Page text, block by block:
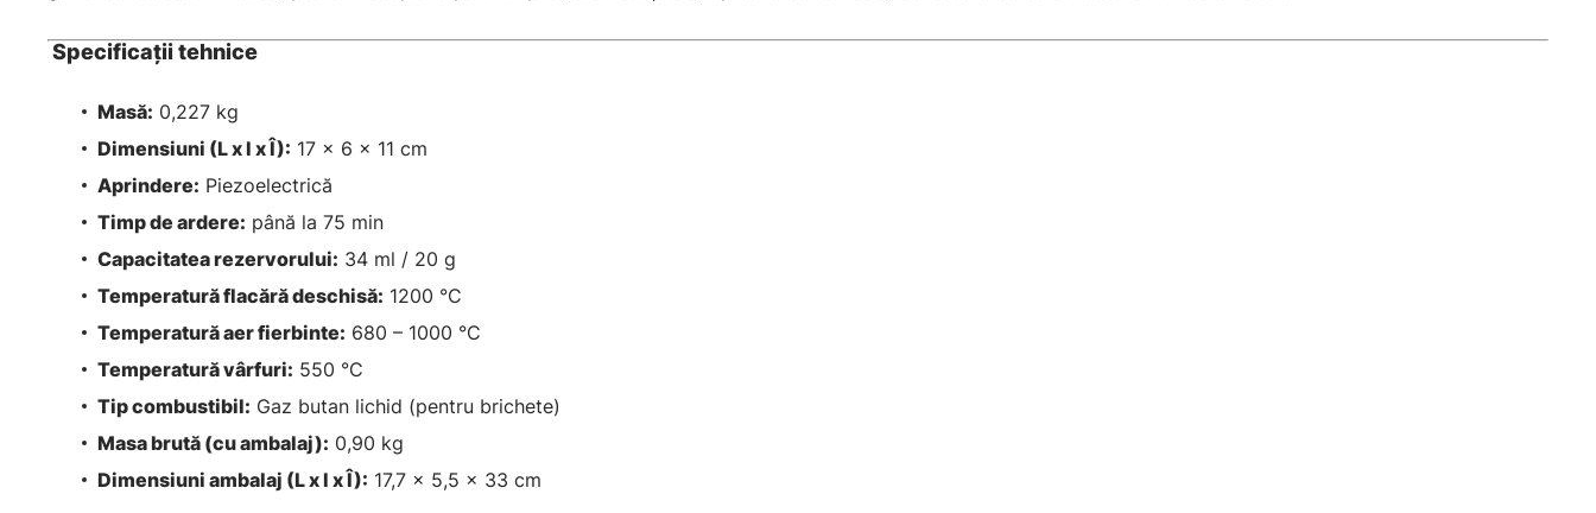
Specificaţii tehnice
Masă: 0,227 kg
Dimensiuni (L x l x Î): 17 x 6 x 11 cm
Aprindere: Piezoelectrică
Timp de ardere: până la 75 min
Capacitatea rezervorului: 34 ml / 20 g
Temperatură flacără deschisă: 1200 °C
Temperatură aer fierbinte: 680 – 1000 °C
Temperatură vârfuri: 550 °C
Tip combustibil: Gaz butan lichid (pentru brichete)
Masa brută (cu ambalaj): 0,90 kg
Dimensiuni ambalaj (L x l x Î): 17,7 x 5,5 x 33 cm